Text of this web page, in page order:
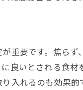
6: 定期的に進捗を
短期間でのバスト
取り入れた特別な
重要です。焦ら
良いとされる食
入れるのも効果